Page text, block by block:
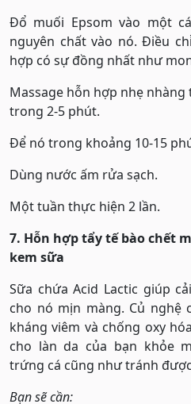
Đổ muối Epsom vào một
nguyên chất vào nó. Điều
hợp có sự đồng nhất như
Massage hỗn hợp nhẹ
trong 2-5 phút.
Để nó trong khoảng 10-15
Dùng nước ấm rửa sạch.
Một tuần thực hiện 2 lần.
7. Hỗn hợp tẩy tế bào chết
kem sữa
Sữa chứa Acid Lactic giúp
cho nó mịn màng. Củ nghệ
kháng viêm và chống oxy
cho làn da của bạn khỏe
trứng cá cũng như tránh
Bạn sẽ cần: